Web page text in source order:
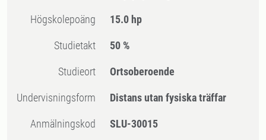
högskolepoäng 15.0 hp
Studietakt 50 %
Studieort Ortsoberoende
Undervisningsform Distans utan fysiska träffar
Anmälningskod SLU-30015